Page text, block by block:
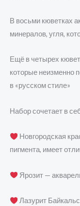
В восьми кюветках
минералов, угля,
Ещё в четырех
которые неизменно
в «русском стиле»
Набор сочетает в
Новгородская
пигмента, имеет
Ярозит —
Лазурит